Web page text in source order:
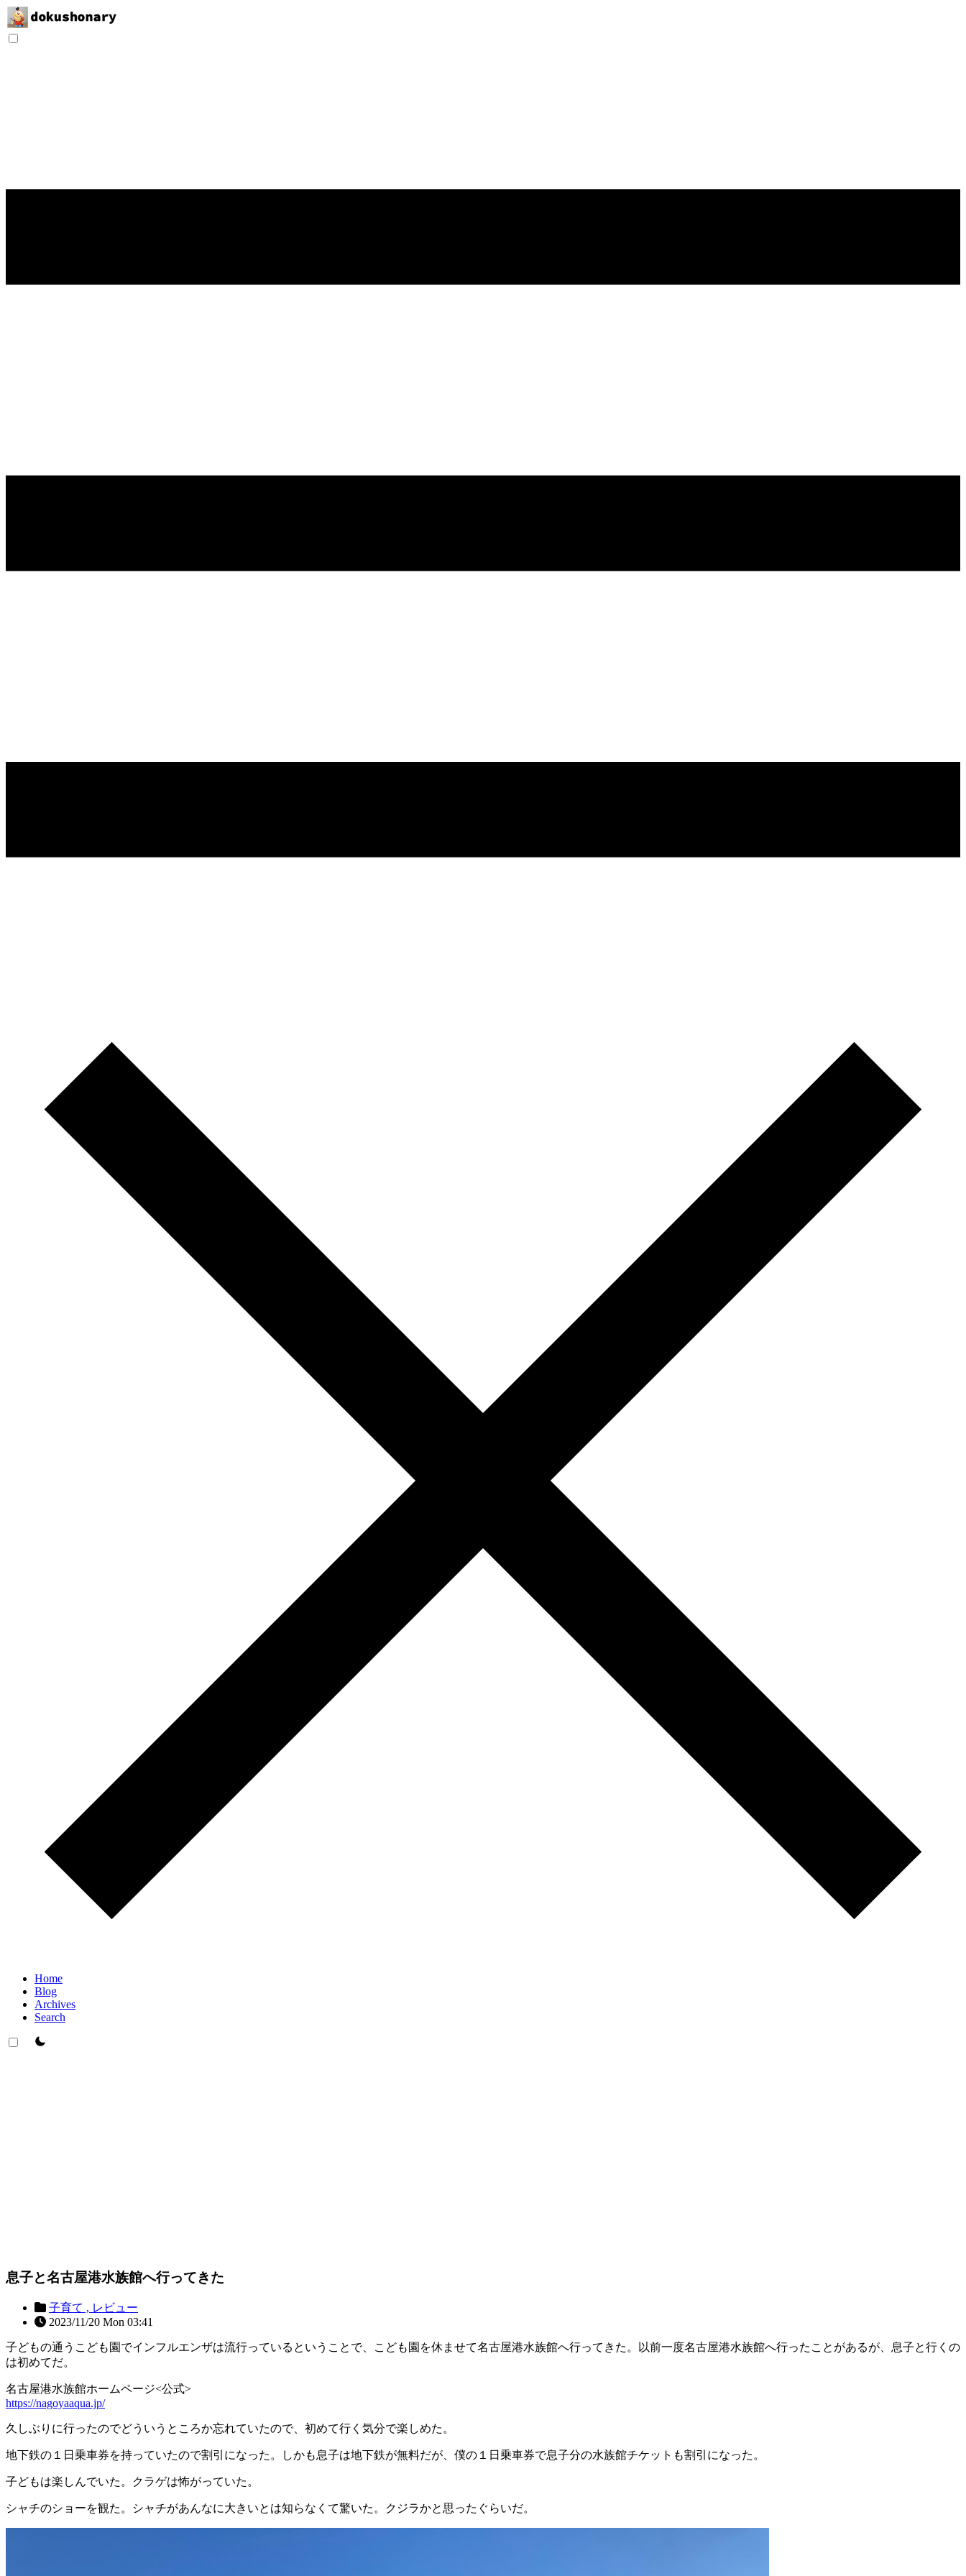
Home
Blog
Archives
Search
theme switcher
息子と名古屋港水族館へ行ってきた
子育て , レビュー
2023/11/20 Mon 03:41
子どもの通うこども園でインフルエンザは流行っているということで、こども園を休ませて名古屋港水族館へ行ってきた。以前一度名古屋港水族館へ行ったことがあるが、息子と行くの
は初めてだ。
名古屋港水族館ホームページ<公式>
https://nagoyaaqua.jp/
久しぶりに行ったのでどういうところか忘れていたので、初めて行く気分で楽しめた。
地下鉄の１日乗車券を持っていたので割引になった。しかも息子は地下鉄が無料だが、僕の１日乗車券で息子分の水族館チケットも割引になった。
子どもは楽しんでいた。クラゲは怖がっていた。
シャチのショーを観た。シャチがあんなに大きいとは知らなくて驚いた。クジラかと思ったぐらいだ。